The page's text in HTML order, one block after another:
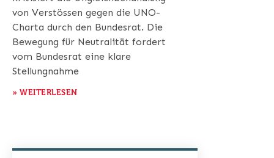
von Verstössen gegen die UNO-
Charta durch den Bundesrat. Die
Bewegung für Neutralität fordert
vom Bundesrat eine klare
Stellungnahme
» WEITERLESEN